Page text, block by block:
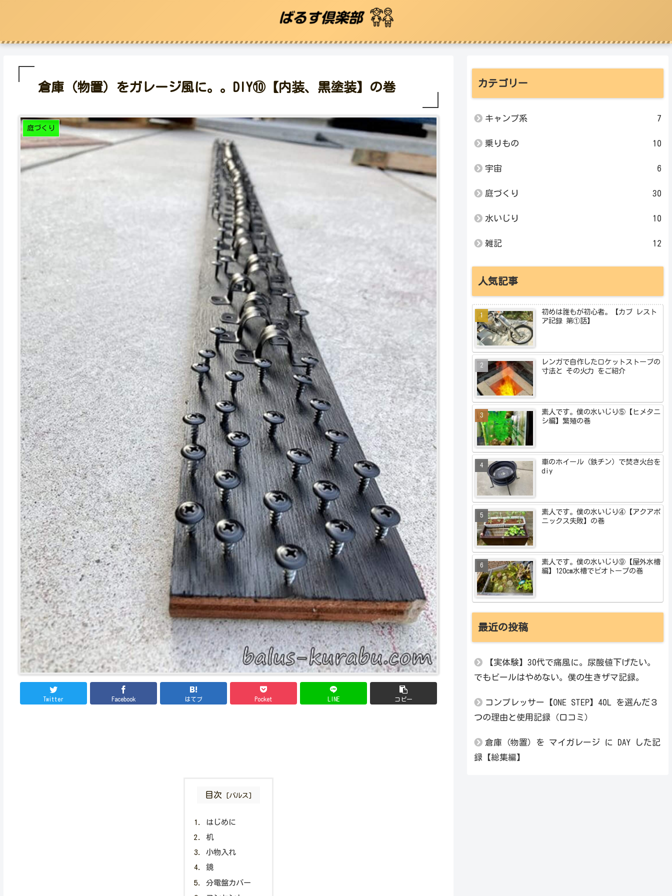
倉庫（物置）をガレージ風に。。DIY⑩【内装、黒塗装】の巻
庭づくり
Twitter Facebook はてブ Pocket LINE コピー
目次
はじめに
机
小物入れ
鏡
分電盤カバー
カテゴリー
キャンプ系 7
乗りもの 10
宇宙 6
庭づくり 30
水いじり 10
雑記 12
人気記事
初めは誰もが初心者。【カブ レスト
ア記録 第①話】
レンガで自作したロケットストーブの
寸法と その火力 をご紹介
素人です。僕の水いじり⑤【ヒメタニ
シ編】繁殖の巻
車のホイール（鉄チン）で焚き火台を
diy
素人です。僕の水いじり④【アクアポ
ニックス失敗】の巻
素人です。僕の水いじり⑨【屋外水槽
編】120cm水槽でビオトープの巻
最近の投稿
【実体験】30代で痛風に。尿酸値下げたい。
でもビールはやめない。僕の生きザマ記録。
コンプレッサー【ONE STEP】40L を選んだ３
つの理由と使用記録（口コミ）
倉庫（物置）を マイガレージ に DAY した記
録【総集編】